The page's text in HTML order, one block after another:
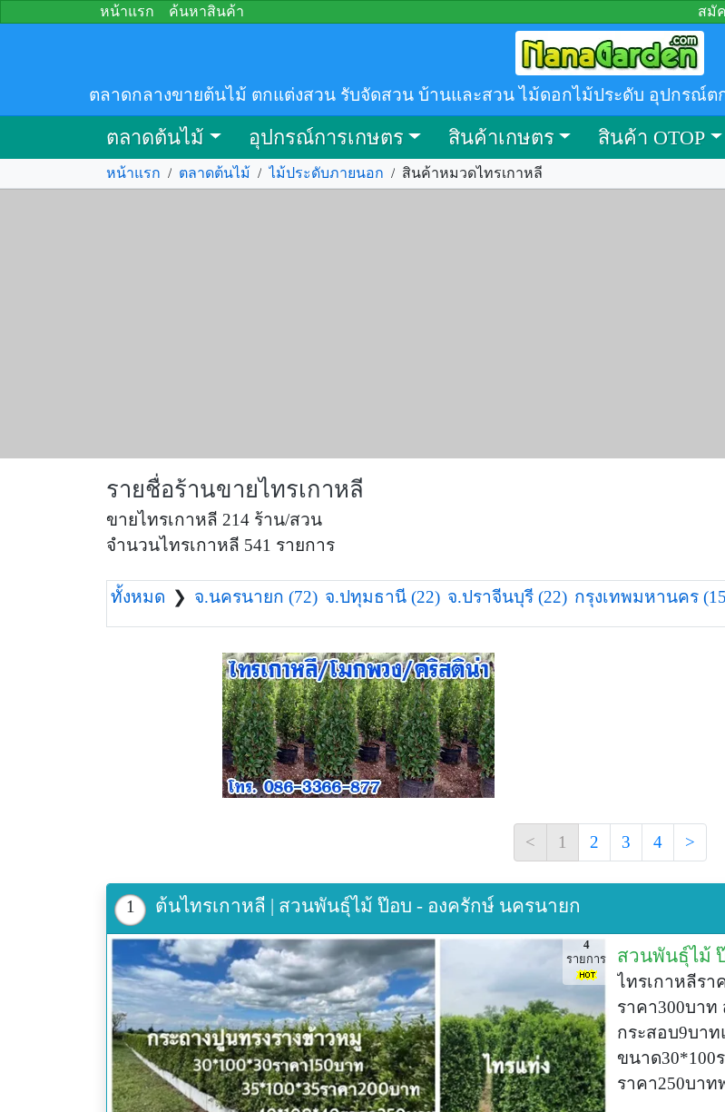
หน้าแรก ค้นหาสินค้า สมั
ตลาดกลางขายต้นไม้ ตกแต่งสวน รับจัดสวน บ้านและสวน ไม้ดอกไม้ประดับ อุปกรณ์ต
ตลาดต้นไม้ อุปกรณ์การเกษตร สินค้าเกษตร สินค้า OTOP
หน้าแรก / ตลาดต้นไม้ / ไม้ประดับภายนอก / สินค้าหมวดไทรเกาหลี
รายชื่อร้านขายไทรเกาหลี
ขายไทรเกาหลี 214 ร้าน/สวน
จำนวนไทรเกาหลี 541 รายการ
ทั้งหมด ❯ จ.นครนายก (72) จ.ปทุมธานี (22) จ.ปราจีนบุรี (22) กรุงเทพมหานคร
< 1 2 3 4 >
1 ต้นไทรเกาหลี | สวนพันธุ์ไม้ ป๊อบ - องครักษ์ นครนายก
4
รายการ
สวนพันธุ์ไม้
ไทรเกาหลีร
ราคา300บาท
กระสอบ9บาท
ขนาด30*100
ราคา250บา